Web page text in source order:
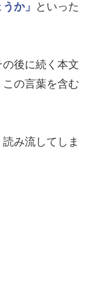
か」
といった
後に続く本文
の言葉を含む
み流してしま